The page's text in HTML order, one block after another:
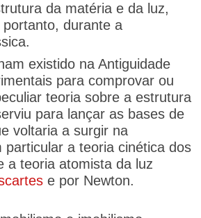
da matéria e da luz,
durante a
existido na Antiguidade
para comprovar ou
teoria sobre a estrutura
para lançar as bases de
voltaria a surgir na
particular a teoria cinética dos
a teoria atomista da luz
e por Newton.